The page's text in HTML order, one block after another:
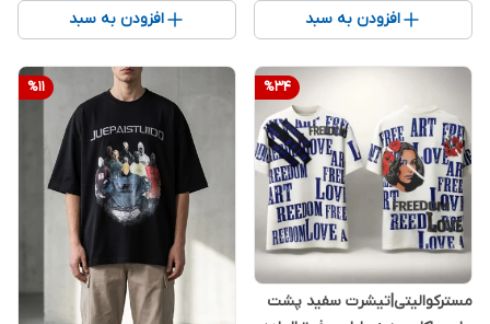
افزودن به سبد افزودن به سبد
%34
مسترکوالیتی|تیشرت سفید پشت
%11